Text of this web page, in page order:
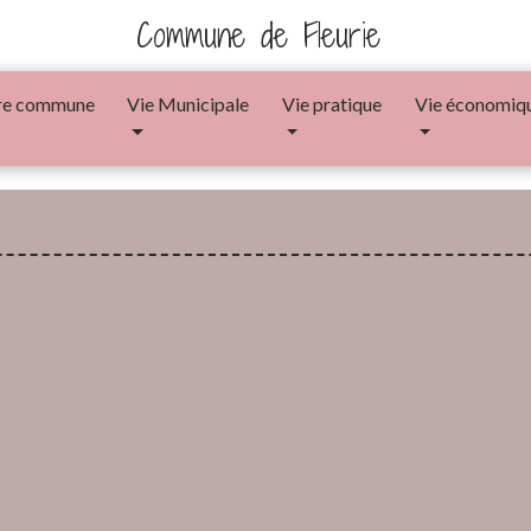
Commune de Fleurie
commune Vie Municipale Vie pratique Vie